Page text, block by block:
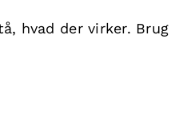
hvad der virker. Brug